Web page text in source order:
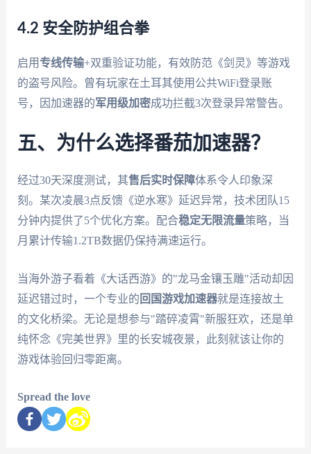
4.2 安全防护组合拳
启用 专线传输+双重验证功能，有效防范《剑灵》等游戏
的盗号风险。曾有玩家在土耳其使用公共WiFi登录账
号，因加速器的军用级加密成功拦截3次登录异常警告。
五、为什么选择番茄加速器？
经过30天深度测试，其售后实时保障体系令人印象深
刻。某次凌晨3点反馈《逆水寒》延迟异常，技术团队15
分钟内提供了5个优化方案。配合稳定无限流量策略，当
月累计传输1.2TB数据仍保持满速运行。
当海外游子看着《大话西游》的"龙马金镶玉雕"活动却因
延迟错过时，一个专业的 回国游戏加速器就是连接故土
的文化桥梁。无论是想参与"踏碎凌霄"新服狂欢，还是单
纯怀念《完美世界》里的长安城夜景，此刻就该让你的
游戏体验回归零距离。
Spread the love